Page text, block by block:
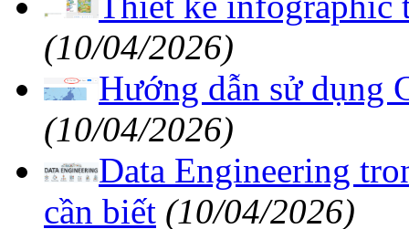
(10/04/2026)
Hướng dẫn sử dụng
(10/04/2026)
Data Engineering
cần biết (10/04/2026)